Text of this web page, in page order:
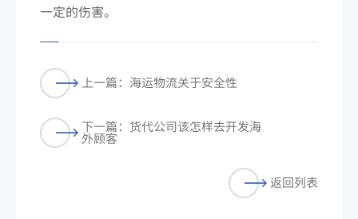
一定的伤害。
上一篇：海运物流关于安全性
下一篇：货代公司该怎样去开发海
外顾客
返回列表